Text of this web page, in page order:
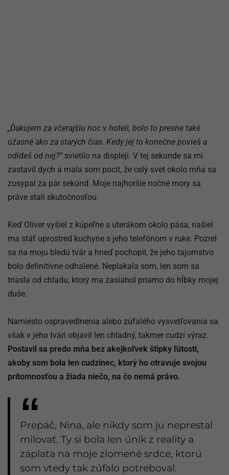
„Ďakujem za včerajšiu noc v hoteli, bolo to presne také
úžasné ako za starých čias. Kedy jej to konečne povieš a
odídeš od nej?“ svietilo na displeji. V tej sekunde sa mi
zastavil dych a mala som pocit, že celý svet okolo mňa sa
zosypal za pár sekúnd. Moje najhoršie nočné mory sa
práve stali skutočnosťou.
Keď Oliver vyšiel z kúpeľne s uterákom okolo pása, našiel
ma stáť uprostred kuchyne s jeho telefónom v ruke. Pozrel
sa na moju bledú tvár a hneď pochopil, že jeho tajomstvo
bolo definitívne odhalené. Neplakala som, len som sa
triasla od chladu, ktorý ma zasiahol priamo do hĺbky mojej
duše.
Namiesto ospravedlnenia alebo zúfalého vysvetľovania sa
však v jeho tvári objavil len chladný, takmer cudzí výraz.
Postavil sa predo mňa bez akejkoľvek štipky ľútosti,
akoby som bola len cudzinec, ktorý ho otravuje svojou
prítomnosťou a žiada niečo, na čo nemá právo.
Prepáč, Nina, ale nikdy som ju neprestal
milovať. Ty si bola len únik z reality a
záplata na moje zlomené srdce, ktorú
som vtedy tak zúfalo potreboval.